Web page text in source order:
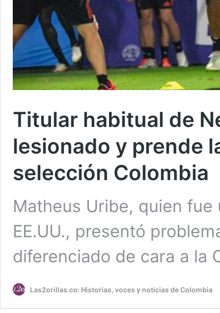
Titular habitual de
lesionado y prende
selección Colombia
Matheus Uribe, quien
EE.UU., presentó
diferenciado de cara a la
Las2orillas.co: Historias, voces y noticias de Colombia